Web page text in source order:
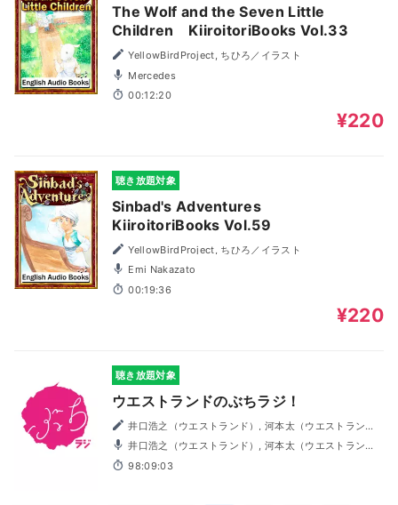
The Wolf and the Seven Little
Children KiiroitoriBooks Vol.33
YellowBirdProject, ちひろ／イラスト
Mercedes
00:12:20
¥220
聴き放題対象
Sinbad's Adventures
KiiroitoriBooks Vol.59
YellowBirdProject, ちひろ／イラスト
Emi Nakazato
00:19:36
¥220
聴き放題対象
ウエストランドのぶちラジ！
井口浩之（ウエストランド）, 河本太（ウエストラン
ド）
井口浩之（ウエストランド）, 河本太（ウエストラン
ド）
98:09:03